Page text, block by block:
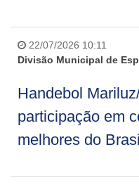
22/07/2026 10:11
Divisão Municipal de
Handebol
participação em
melhores do